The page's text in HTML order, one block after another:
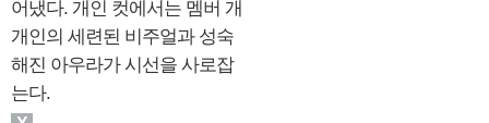
어냈다. 개인 컷에서는 멤버 개
개인의 세련된 비주얼과 성숙
해진 아우라가 시선을 사로잡
는다.